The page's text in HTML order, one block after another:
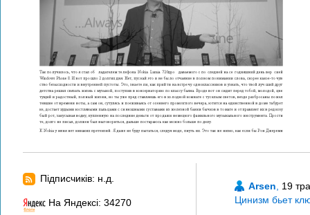
Підписчиків: н.д.
На Яндексі: 34270
Arsen
19
Цинизм бьет